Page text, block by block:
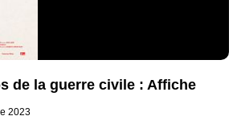
de la guerre civile : Affiche
2023